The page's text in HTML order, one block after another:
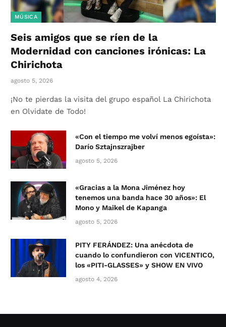
MÚSICA
Seis amigos que se ríen de la
Modernidad con canciones irónicas: La
Chirichota
agosto 5, 2026
¡No te pierdas la visita del grupo español La Chirichota
en Olvidate de Todo!
«Con el tiempo me volví menos egoísta»:
Darío Sztajnszrajber
agosto 5, 2026
«Gracias a la Mona Jiménez hoy
tenemos una banda hace 30 años»: El
Mono y Maikel de Kapanga
agosto 5, 2026
PITY FERÁNDEZ: Una anécdota de
cuando lo confundieron con VICENTICO,
los «PITI-GLASSES» y SHOW EN VIVO
agosto 4, 2026